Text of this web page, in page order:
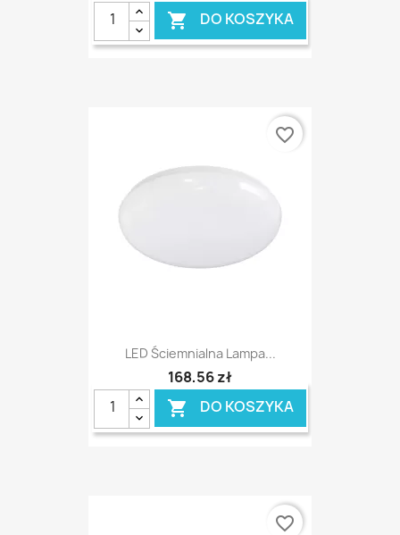
 DO KOSZYKA
LED Ściemnialna Lampa...
168,56 zł
 DO KOSZYKA
favorite_border
favorite_border